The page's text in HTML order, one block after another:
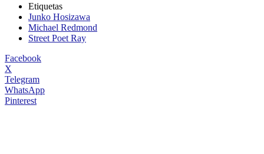
Etiquetas
Junko Hosizawa
Michael Redmond
Street Poet Ray
Facebook
X
Telegram
WhatsApp
Pinterest